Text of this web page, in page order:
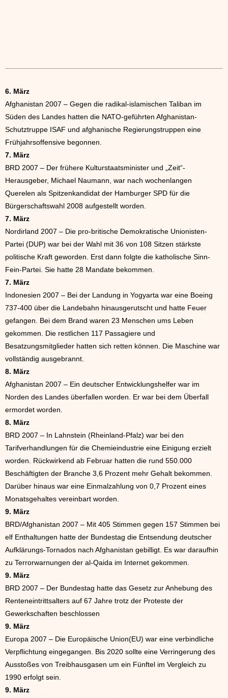
6. März
Afghanistan 2007 – Gegen die radikal-islamischen Taliban im
Süden des Landes hatten die NATO-geführten Afghanistan-
Schutztruppe ISAF und afghanische Regierungstruppen eine
Frühjahrsoffensive begonnen.
7. März
BRD 2007 – Der frühere Kulturstaatsminister und „Zeit“-
Herausgeber, Michael Naumann, war nach wochenlangen
Querelen als Spitzenkandidat der Hamburger SPD für die
Bürgerschaftswahl 2008 aufgestellt worden.
7. März
Nordirland 2007 – Die pro-britische Demokratische Unionisten-
Partei (DUP) war bei der Wahl mit 36 von 108 Sitzen stärkste
politische Kraft geworden. Erst dann folgte die katholische Sinn-
Fein-Partei. Sie hatte 28 Mandate bekommen.
7. März
Indonesien 2007 – Bei der Landung in Yogyarta war eine Boeing
737-400 über die Landebahn hinausgerutscht und hatte Feuer
gefangen. Bei dem Brand waren 23 Menschen ums Leben
gekommen. Die restlichen 117 Passagiere und
Besatzungsmitglieder hatten sich retten können. Die Maschine war
vollständig ausgebrannt.
8. März
Afghanistan 2007 – Ein deutscher Entwicklungshelfer war im
Norden des Landes überfallen worden. Er war bei dem Überfall
ermordet worden.
8. März
BRD 2007 – In Lahnstein (Rheinland-Pfalz) war bei den
Tarifverhandlungen für die Chemieindustrie eine Einigung erzielt
worden. Rückwirkend ab Februar hatten die rund 550.000
Beschäftigten der Branche 3,6 Prozent mehr Gehalt bekommen.
Darüber hinaus war eine Einmalzahlung von 0,7 Prozent eines
Monatsgehaltes vereinbart worden.
9. März
BRD/Afghanistan 2007 – Mit 405 Stimmen gegen 157 Stimmen bei
elf Enthaltungen hatte der Bundestag die Entsendung deutscher
Aufklärungs-Tornados nach Afghanistan gebilligt. Es war daraufhin
zu Terrorwarnungen der al-Qaida im Internet gekommen.
9. März
BRD 2007 – Der Bundestag hatte das Gesetz zur Anhebung des
Renteneintrittsalters auf 67 Jahre trotz der Proteste der
Gewerkschaften beschlossen
9. März
Europa 2007 – Die Europäische Union(EU) war eine verbindliche
Verpflichtung eingegangen. Bis 2020 sollte eine Verringerung des
Ausstoßes von Treibhausgasen um ein Fünftel im Vergleich zu
1990 erfolgt sein.
9. März